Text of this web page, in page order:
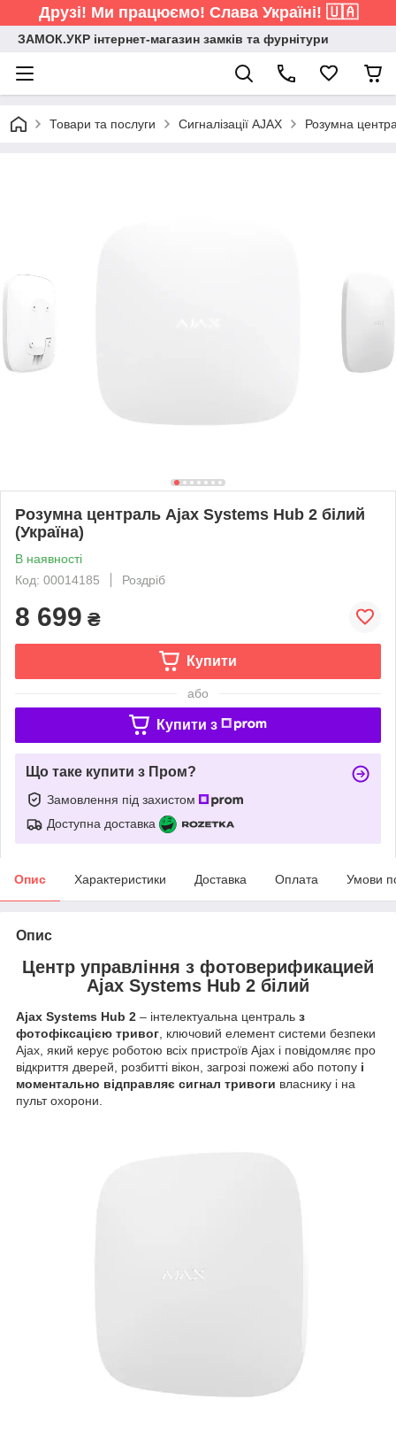
Друзі! Ми працюємо! Слава Україні! 🇺🇦
ЗАМОК.УКР інтернет-магазин замків та фурнітури
Товари та послуги Сигналізації AJAX Розумна
Розумна централь Ajax Systems Hub 2 білий
(Україна)
В наявності
Код: 00014185
Роздріб
8 699 ₴
Купити
або
Купити з
Що таке купити з Пром?
Замовлення під захистом
Доступна доставка
Опис Характеристики Доставка Оплата Умови
Опис
Центр управління з фотоверификацией
Ajax Systems Hub 2 білий
Ajax Systems Hub 2 – інтелектуальна централь з
фотофіксацією тривог, ключовий елемент системи безпеки
Ajax, який керує роботою всіх пристроїв Ajax і повідомляє про
відкриття дверей, розбитті вікон, загрозі пожежі або потопу і
моментально відправляє сигнал тривоги власнику і на
пульт охорони.